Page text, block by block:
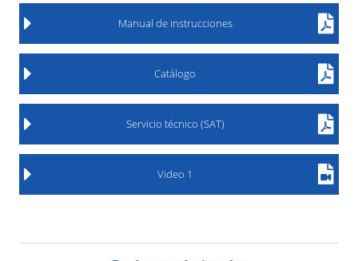
Manual de instrucciones
Catálogo
Servicio técnico (SAT)
Video 1